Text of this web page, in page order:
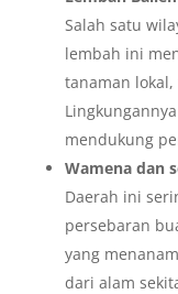
Salah satu
lembah ini
tanaman
mendukung
Wamena dan
Daerah ini
persebaran
yang
dari alam